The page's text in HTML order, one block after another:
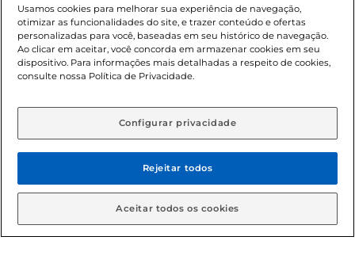
o e-commerce e válidos durante o dia de hoje, podendo
sofrer alterações sem prévia notificação. Proibida a venda
de bebidas alcoólicas para menores de 18 anos, conforme
Lei n.º 8069/90, art. 81, inciso II (Estatuto da Criança e do
Adolescente). Preços e condições exclusivos para o
aviso prévio. O valor mínimo para as compras on-line é de
© 2026 Copyright. Todos os direitos
reservados Gbarbosa.
Usamos cookies para melhorar sua experiência de navegação,
otimizar as funcionalidades do site, e trazer conteúdo e ofertas
personalizadas para você, baseadas em seu histórico de navegação.
Ao clicar em aceitar, você concorda em armazenar cookies em seu
dispositivo. Para informações mais detalhadas a respeito de cookies,
consulte nossa Política de Privacidade.
Configurar privacidade
Rejeitar todos
Aceitar todos os cookies